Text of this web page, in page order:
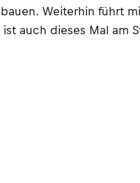
Weiterhin führt
auch dieses Mal am